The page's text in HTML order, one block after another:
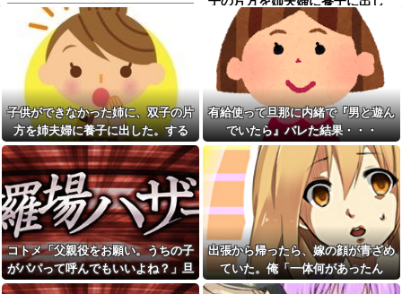
【卑怯な女】 いつも弱そうな
相手をイビる同期S「おい、聞け
よコラ！」地味な私「あ？相手
選んでデカい事言ってんじゃね
えよ」S「え…」→予想外の反...
シャウエッセン公式、またこ
ういうのでいい丼をポスト
ダイアンのじゃない方がユー
スケさんになってしまっている
という事実←これ
【画像】令和最新版の剛力彩
芽、ワイらにブッ刺さりまくり
と話題にw w w w w w w w w w
w w w
【動画】手術中に熊本地震直
撃やばすぎる
【衝撃】若い女の子からする
「甘い匂い」の正体、まさか分
からないDTなんておらんよな？
よな？w w w w w w w w w w w
た。すると、養子に出した子が
すごく礼儀正しくてビックリ
人気YouTuberさん、動画内で
最悪の秘密がバレて終わ
る・・・他
【朗報】本田望結、久しぶり
にセクシー投稿！やっぱりお胸
がでかかった！
【訃報】名探偵コナン声優が
死去 → 今トンデモナイことにな
ってる・・・
生活保護の相談に行ったら、
愛猫を手放さないと無理と言わ
れた。子どものような存在だか
ら手放すのは絶対に考えられな
い・・・
【悔しい】トメ「嫁子のお父
さんそんなに頑張ってるのにボ
ーナスが減ったり大変ねぇ」私
の自慢の父をバカにし始めた→
子供ができなかった姉に、双子の片
方を姉夫婦に養子に出した。する
と、養子に出した子がすごく礼儀正
しくてビックリ
有給使って旦那に内緒で『男と遊ん
でいたら』バレた結果・・・
コトメ「父親役をお願い。うちの子
がパパって呼んでもいいよね？」旦
那「それは無理」→断った途端に大
出張から帰ったら、嫁の顔が青ざめ
ていた。俺「一体何があったん
だ？」嫁「…」→子供たちに話を聞